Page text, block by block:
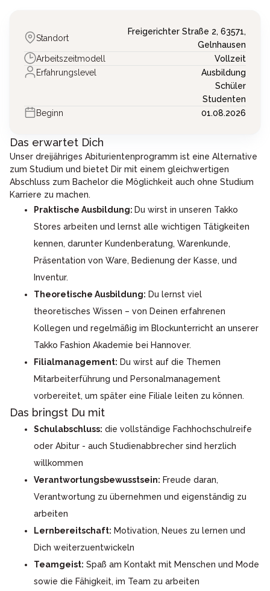
Standort
Freigerichter Straße 2, 63571,
Gelnhausen
Arbeitszeitmodell
Vollzeit
Erfahrungslevel
Ausbildung
Schüler
Studenten
Beginn
01.08.2026
Das erwartet Dich
Unser dreijähriges Abiturientenprogramm ist eine Alternative
zum Studium und bietet Dir mit einem gleichwertigen
Abschluss zum Bachelor die Möglichkeit auch ohne Studium
Karriere zu machen.
Praktische Ausbildung: Du wirst in unseren Takko
Stores arbeiten und lernst alle wichtigen Tätigkeiten
kennen, darunter Kundenberatung, Warenkunde,
Präsentation von Ware, Bedienung der Kasse, und
Inventur.
Theoretische Ausbildung: Du lernst viel
theoretisches Wissen – von Deinen erfahrenen
Kollegen und regelmäßig im Blockunterricht an unserer
Takko Fashion Akademie bei Hannover.
Filialmanagement: Du wirst auf die Themen
Mitarbeiterführung und Personalmanagement
vorbereitet, um später eine Filiale leiten zu können.
Das bringst Du mit
Schulabschluss: die vollständige Fachhochschulreife
oder Abitur - auch Studienabbrecher sind herzlich
willkommen
Verantwortungsbewusstsein: Freude daran,
Verantwortung zu übernehmen und eigenständig zu
arbeiten
Lernbereitschaft: Motivation, Neues zu lernen und
Dich weiterzuentwickeln
Teamgeist: Spaß am Kontakt mit Menschen und Mode
sowie die Fähigkeit, im Team zu arbeiten